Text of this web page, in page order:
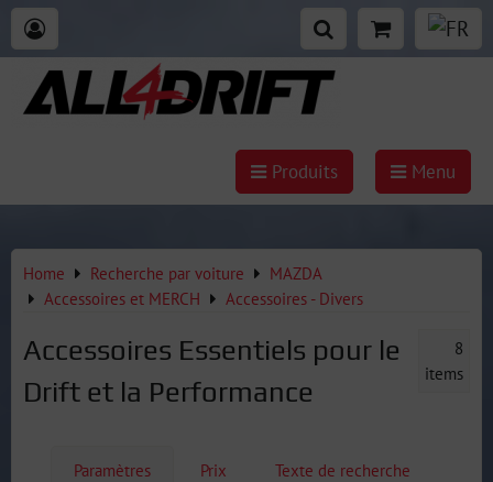
Produits Menu
Home Recherche par voiture
MAZDA
Accessoires et MERCH
Accessoires - Divers
Accessoires Essentiels pour le
Drift et la Performance
8
items
Paramètres Prix Texte de recherche